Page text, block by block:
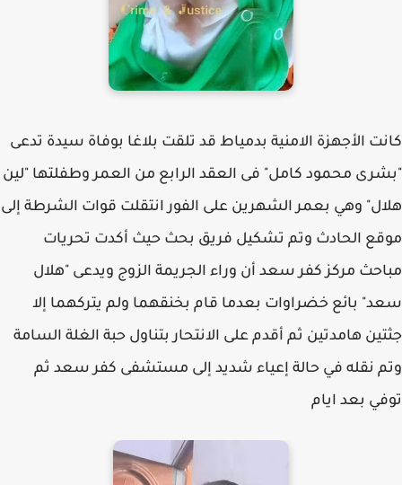
كانت الأجهزة الامنية بدمياط قد تلقت بلاغا بوفاة سيدة تدعى
"بشرى محمود كامل" فى العقد الرابع من العمر وطفلتها "لين
هلال" وهي بعمر الشهرين على الفور انتقلت قوات الشرطة إلى
موقع الحادث وتم تشكيل فريق بحث حيث أكدت تحريات
مباحث مركز كفر سعد أن وراء الجريمة الزوج ويدعى "هلال
سعد" بائع خضراوات بعدما قام بخنقهما ولم يتركهما إلا
جثتين هامدتين ثم أقدم على الانتحار بتناول حبة الغلة السامة
وتم نقله في حالة إعياء شديد إلى مستشفى كفر سعد ثم
توفي بعد ايام